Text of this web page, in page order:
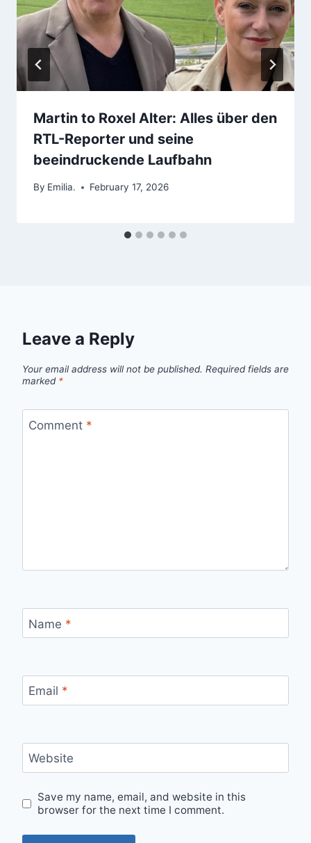
Martin to Roxel Alter: Alles über den
RTL-Reporter und seine
beeindruckende Laufbahn
By Emilia. February 17, 2026
Leave a Reply
Your email address will not be published. Required fields are
marked *
Comment *
Name *
Email *
Website
Save my name, email, and website in this
browser for the next time I comment.